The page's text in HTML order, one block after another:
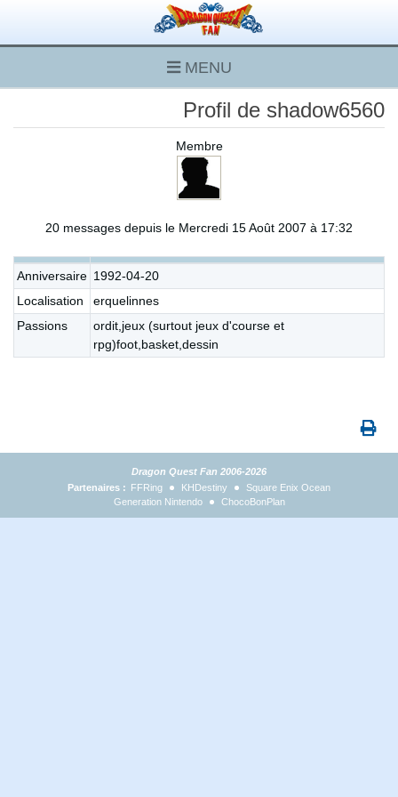
MENU
Profil de shadow6560
Membre
20 messages depuis le Mercredi 15 Août 2007 à 17:32
Anniversaire 1992-04-20
Localisation
erquelinnes
Passions
ordit,jeux (surtout jeux d'course et
rpg)foot,basket,dessin
Dragon Quest Fan 2006-2026
Partenaires : FFRing KHDestiny
Square Enix Ocean
Generation Nintendo
ChocoBonPlan